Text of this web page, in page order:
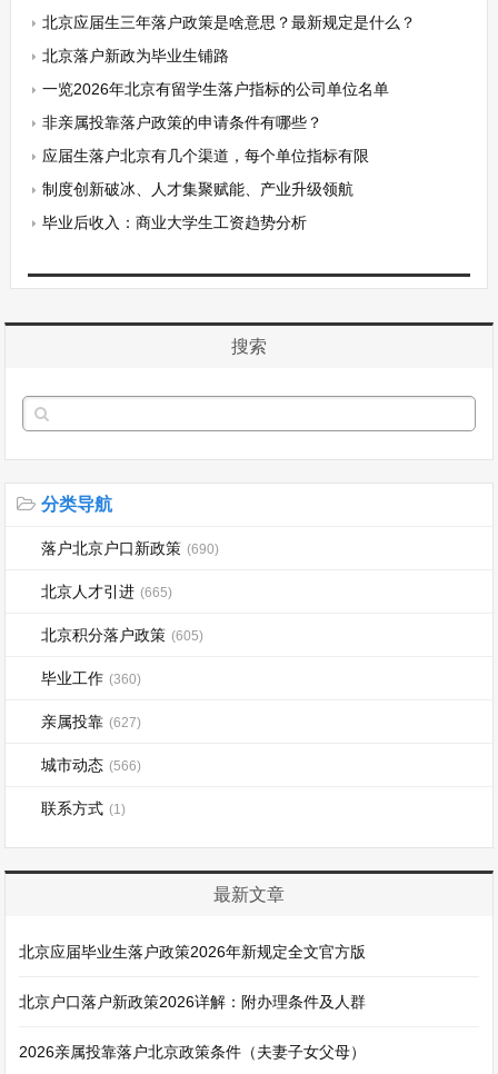
北京应届生三年落户政策是啥意思？最新规定是什么？
北京落户新政为毕业生铺路
一览2026年北京有留学生落户指标的公司单位名单
非亲属投靠落户政策的申请条件有哪些？
应届生落户北京有几个渠道，每个单位指标有限
制度创新破冰、人才集聚赋能、产业升级领航
毕业后收入：商业大学生工资趋势分析
搜索
分类导航
落户北京户口新政策 (690)
北京人才引进 (665)
北京积分落户政策 (605)
毕业工作 (360)
亲属投靠 (627)
城市动态 (566)
联系方式 (1)
最新文章
北京应届毕业生落户政策2026年新规定全文官方版
北京户口落户新政策2026详解：附办理条件及人群
2026亲属投靠落户北京政策条件（夫妻子女父母）